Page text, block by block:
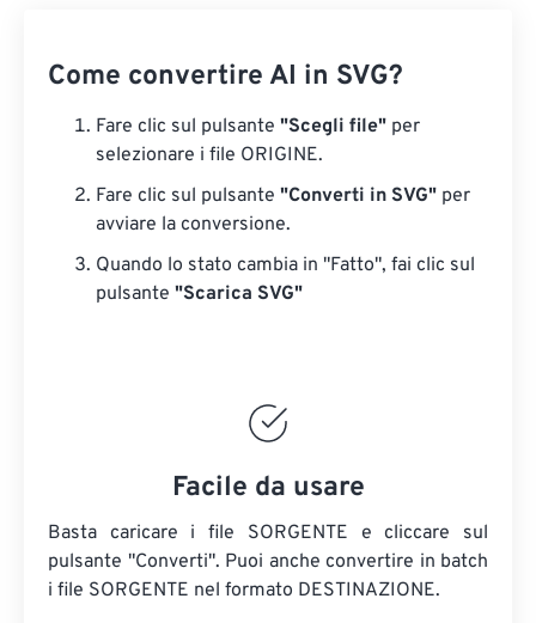
Come convertire AI in SVG?
Fare clic sul pulsante "Scegli file" per
selezionare i file ORIGINE.
Fare clic sul pulsante "Converti in SVG" per
avviare la conversione.
Quando lo stato cambia in "Fatto", fai clic sul
pulsante "Scarica SVG"
Facile da usare
Basta caricare i file SORGENTE e cliccare sul
pulsante "Converti". Puoi anche convertire in batch
i file SORGENTE nel formato DESTINAZIONE.